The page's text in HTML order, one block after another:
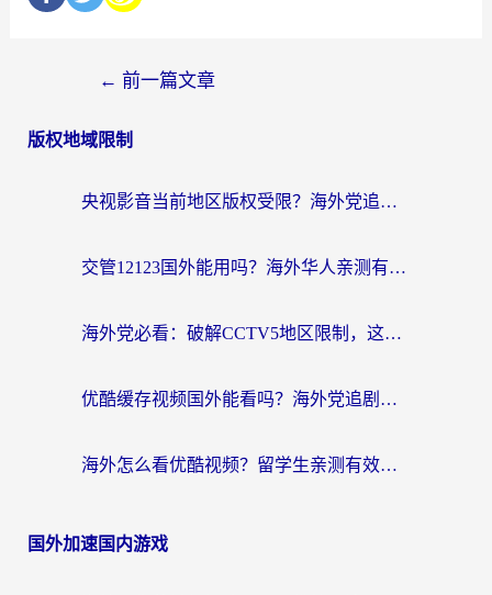
← 前一篇文章
版权地域限制
央视影音当前地区版权受限？海外党追剧看片的终极解决方案来了
交管12123国外能用吗？海外华人亲测有效的回国加速器选择指南
海外党必看：破解CCTV5地区限制，这样看欧洲杯奥运直播才够爽！
优酷缓存视频国外能看吗？海外党追剧看片的终极解决方案来了
海外怎么看优酷视频？留学生亲测有效的回国加速器选择指南
国外加速国内游戏